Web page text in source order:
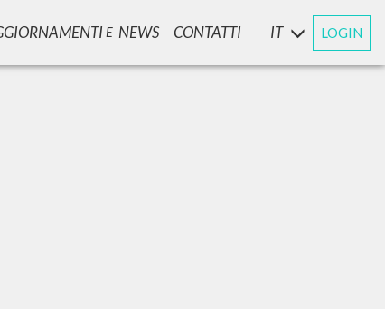
E NEWS CONTATTI IT LOGIN